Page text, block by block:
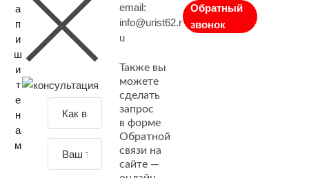
а
п
и
ш
и
т
е
н
а
м
email:
info@urist62.r
u
Также вы
можете
сделать
запрос
в форме
Обратной
связи на
сайте —
Обратный
звонок